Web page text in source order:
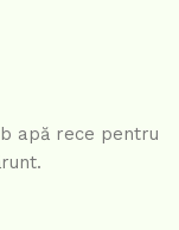
apă rece pentru